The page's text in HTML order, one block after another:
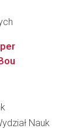
Nauk